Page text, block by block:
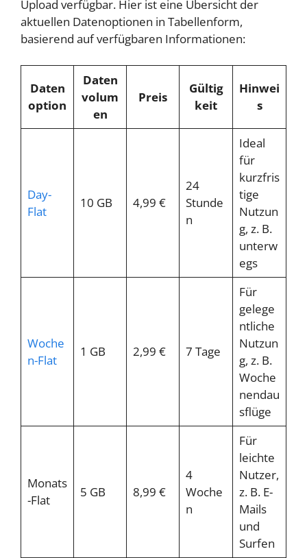
Upload verfügbar. Hier ist eine Übersicht der
aktuellen Datenoptionen in Tabellenform,
basierend auf verfügbaren Informationen:
Daten
option
Daten
volum
en
Preis
Gültig
keit
Hinwei
s
Day-
Flat
10 GB 4,99 €
24
Stunde
n
Ideal
für
kurzfris
tige
Nutzun
g, z. B.
unterw
egs
Woche
n-Flat
1 GB 2,99 € 7 Tage
Für
gelege
ntliche
Nutzun
g, z. B.
Woche
nendau
sflüge
Monats
-Flat
5 GB 8,99 €
4
Woche
n
Für
leichte
Nutzer,
z. B. E-
Mails
und
Surfen